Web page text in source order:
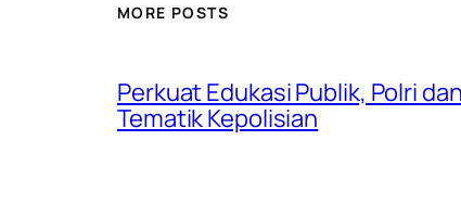
MORE POSTS
Perkuat Edukasi Publik, Polri
Tematik Kepolisian